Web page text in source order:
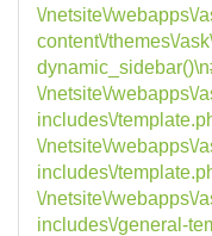
\/netsite\/webapps\/
content\/themes\/
\/netsite\/webapps\/
includes\/
\/netsite\/webapps\/
includes\/
\/netsite\/webapps\/
includes\/general-